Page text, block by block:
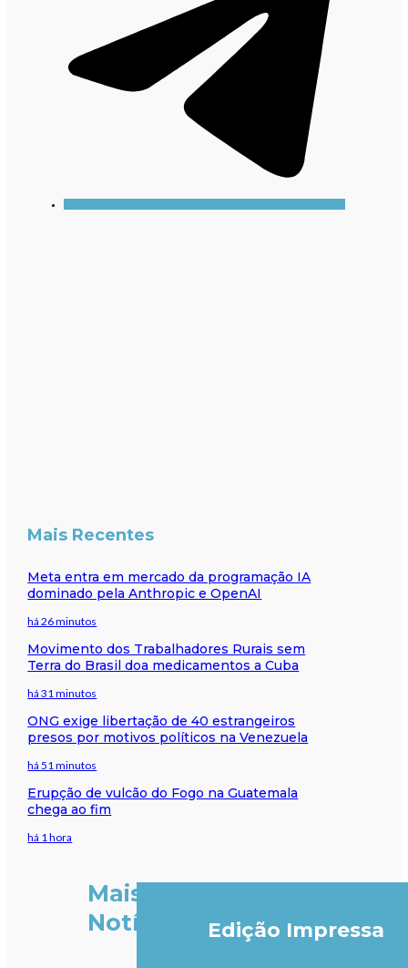
Mais Recentes
Meta entra em mercado da programação IA
dominado pela Anthropic e OpenAI
há 26 minutos
Movimento dos Trabalhadores Rurais sem
Terra do Brasil doa medicamentos a Cuba
há 31 minutos
ONG exige libertação de 40 estrangeiros
presos por motivos políticos na Venezuela
há 51 minutos
Erupção de vulcão do Fogo na Guatemala
chega ao fim
há 1 hora
Mais
Notícias
Edição Impressa